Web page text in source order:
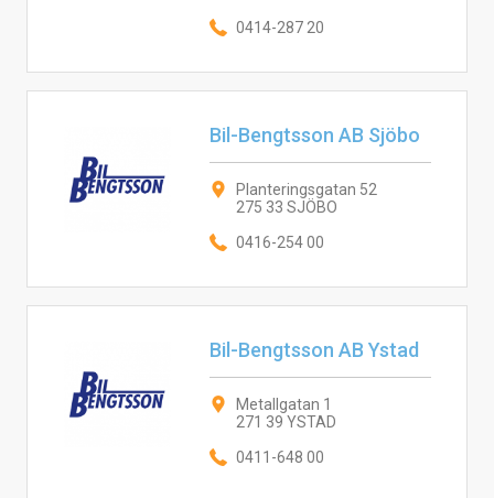
0414-287 20
Bil-Bengtsson AB Sjöbo
Planteringsgatan 52
275 33 SJÖBO
0416-254 00
Bil-Bengtsson AB Ystad
Metallgatan 1
271 39 YSTAD
0411-648 00